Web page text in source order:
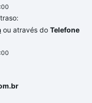
ou através do Telefone